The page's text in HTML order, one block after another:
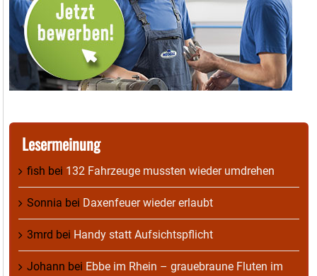
Lesermeinung
fish bei 132 Fahrzeuge mussten wieder umdrehen
Sonnia bei Daxenfeuer wieder erlaubt
3mrd bei Handy statt Aufsichtspflicht
Johann bei Ebbe im Rhein – grauebraune Fluten im